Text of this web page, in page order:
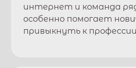
интернет и команда
особенно помогает
привыкнуть к